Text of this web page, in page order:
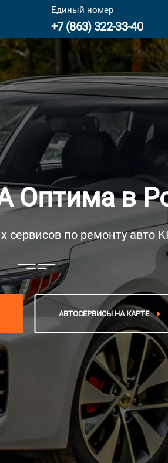
Единый номер
+7 (863) 322-33-40
Оптима в
сервисов по ремонту авто
АВТОСЕРВИСЫ НА КАРТЕ